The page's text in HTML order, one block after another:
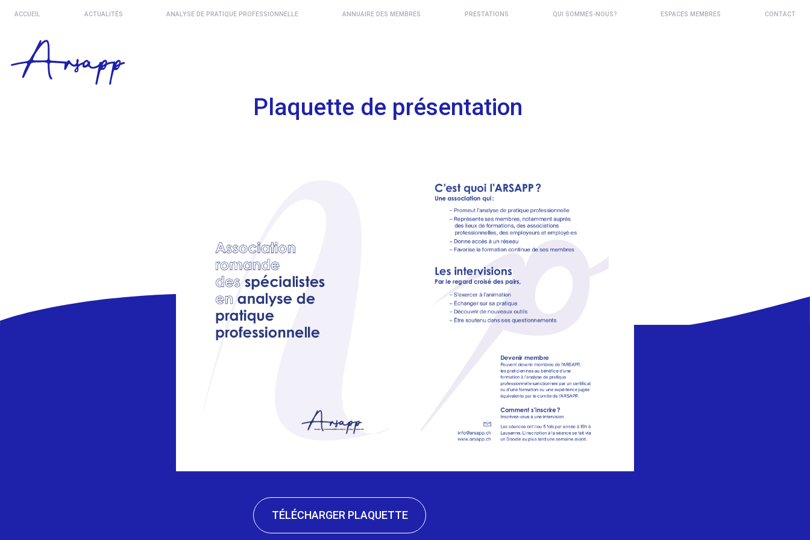
ACCUEIL ACTUALITÉS ANALYSE DE PRATIQUE PROFESSIONNELLE ANNUAIRE DES MEMBRES PRESTATIONS QUI SOMMES-NOUS? ESPACES MEMBRES CONTACT
Plaquette de présentation
TÉLÉCHARGER PLAQUETTE